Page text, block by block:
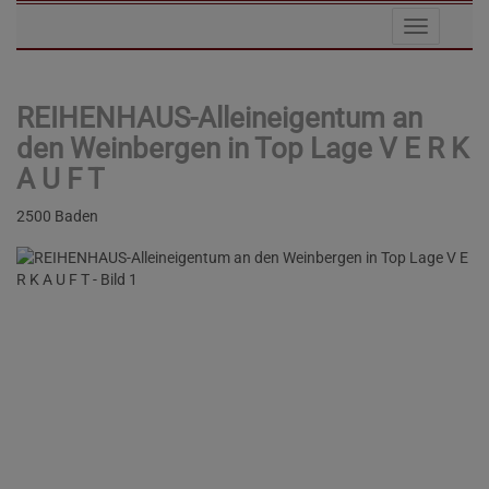
REIHENHAUS-Alleineigentum an
den Weinbergen in Top Lage V E R K
A U F T
2500 Baden